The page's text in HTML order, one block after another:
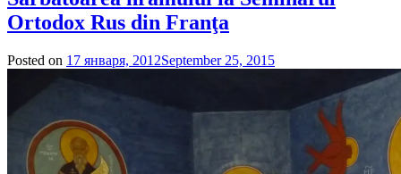
Ortodox Rus din Franţa
Posted on 17 января, 2012September 25, 2015